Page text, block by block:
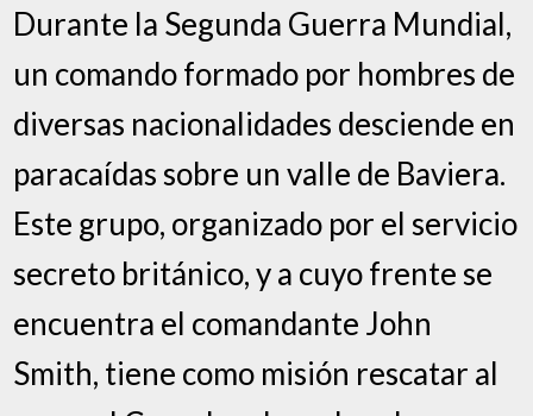
Durante la Segunda Guerra Mundial,
un comando formado por hombres de
diversas nacionalidades desciende en
paracaídas sobre un valle de Baviera.
Este grupo, organizado por el servicio
secreto británico, y a cuyo frente se
encuentra el comandante John
Smith, tiene como misión rescatar al